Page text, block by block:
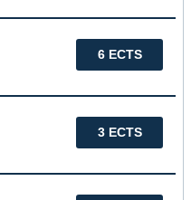
6 ECTS
3 ECTS